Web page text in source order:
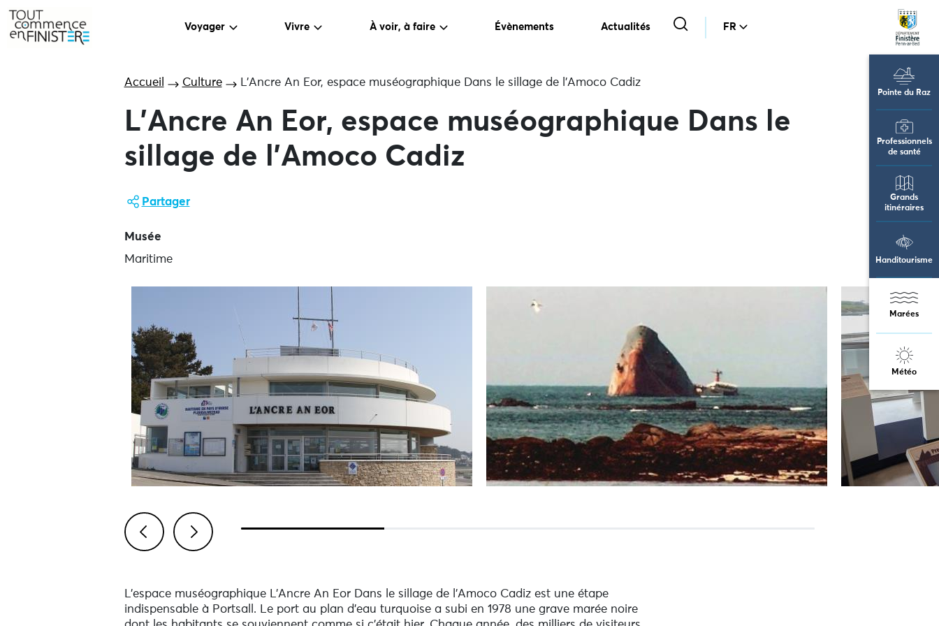
Voyager Vivre À voir, à faire Évènements Actualités FR
Pointe du Raz
Professionnels
de santé
Grands
itinéraires
Handitourisme
Marées
Météo
Accueil Culture L’Ancre An Eor, espace muséographique Dans le sillage de l’Amoco Cadiz
L’Ancre An Eor, espace muséographique Dans le
sillage de l’Amoco Cadiz
Partager
Musée
Maritime
L'espace muséographique L'Ancre An Eor Dans le sillage de l'Amoco Cadiz est une étape
indispensable à Portsall. Le port au plan d'eau turquoise a subi en 1978 une grave marée noire